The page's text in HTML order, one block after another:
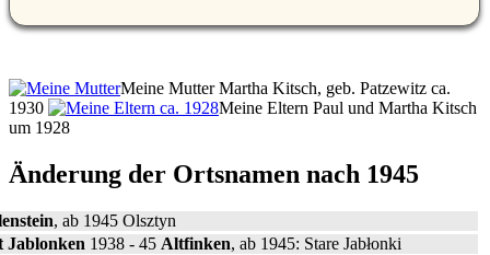
Meine Mutter Martha Kitsch, geb. Patzewitz ca.
1930
Meine Eltern Paul und Martha Kitsch
um 1928
Änderung der Ortsnamen nach 1945
, ab 1945 Olsztyn
Jablonken 1938 - 45 Altfinken, ab 1945: Stare Jabłonki